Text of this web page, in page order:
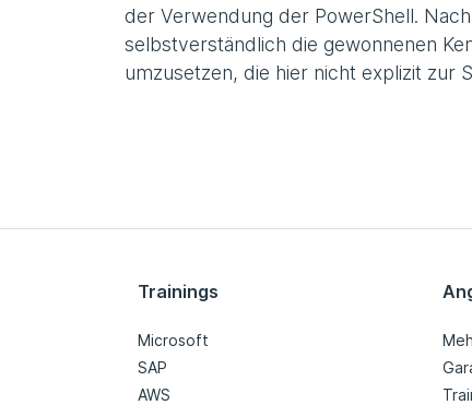
der Verwendung der PowerShell.
selbstverständlich die gewonnenen
umzusetzen, die hier nicht explizit zur
Trainings
Microsoft
SAP
AWS